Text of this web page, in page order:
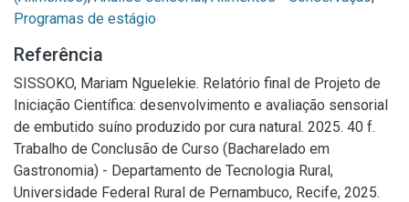
Programas de estágio
Referência
SISSOKO, Mariam Nguelekie. Relatório final de Projeto de
Iniciação Científica: desenvolvimento e avaliação sensorial
de embutido suíno produzido por cura natural. 2025. 40 f.
Trabalho de Conclusão de Curso (Bacharelado em
Gastronomia) - Departamento de Tecnologia Rural,
Universidade Federal Rural de Pernambuco, Recife, 2025.